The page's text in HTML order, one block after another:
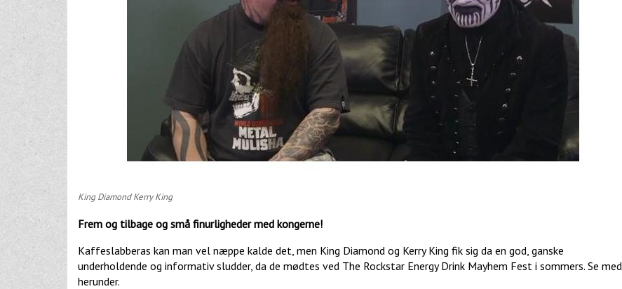
King Diamond Kerry King
Frem og tilbage og små finurligheder med kongerne!
Kaffeslabberas kan man vel næppe kalde det, men King Diamond og Kerry King fik sig da en god, ganske
underholdende og informativ sludder, da de mødtes ved The Rockstar Energy Drink Mayhem Fest i sommers. Se med
herunder.